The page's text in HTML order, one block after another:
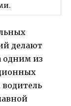
делают
одним из